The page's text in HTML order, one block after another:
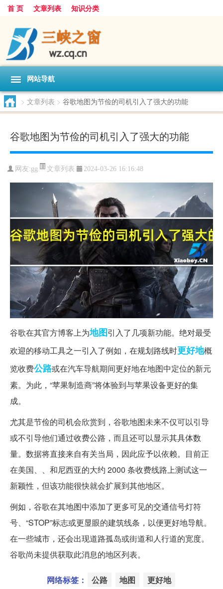
首 页 文章列表 知识分类
网站导航
> 文章列表 > 谷歌地图为节俭的司机引入了强大的功能
谷歌地图为节俭的司机引入了强大的功能
网友:gg 文章列表 2024-03-26 16:16:48
谷歌在其官方博客上为地图引入了几项新功能。绝对最受
欢迎的移动工具之一引入了例如，在规划路线时更好地概
览收费公路或在汽车导航期间更好地在地图中定位的新元
素。为此，“苹果制造商”将体验到与苹果设备更好的集
成。
尤其是节俭的司机会欣赏到，谷歌地图未来不仅可以引导
或不引导他们通过收费公路，而且还可以显示其具体数
量。数据将直接来自有关当局，因此应予以依赖。目前正
在美国、、和尼西亚的大约 2000 条收费线路上测试这一
新颖性，但该功能很快就会扩展到其他地区。
例如，谷歌在其地图中添加了更多可见的交通信号灯符
号、“STOP”标志或更显眼的建筑线条，以便更好地导航。
在一些城市，还会出现道路孤岛或街道和人行道的宽度。
谷歌尚未提供获取此消息的地区列表。
网络标签： 公路 地图 更好地